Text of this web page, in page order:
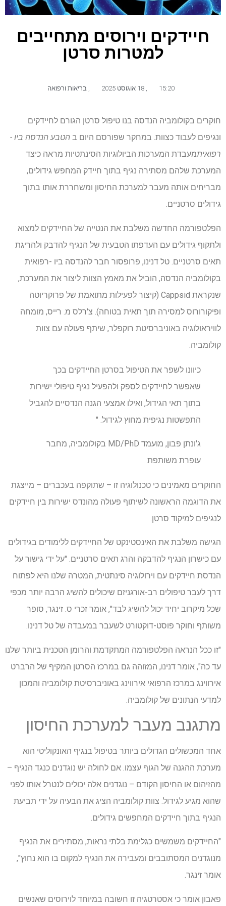
חיידקים וירוסים מתחייבים
למטרות סרטן
15:20 בריאות ורפואה
חוקרים בקולומביה הנדסה בנו טיפול סרטן הגורם לחיידקים
ונגיפים לעבוד כצוות. במחקר שפורסם היום ב הטבע הנדסה ביו -
רפואיתמעבדת המערכות הביולוגיות הסינתטיות מראה כיצד
המערכת שלהם מסתירה נגיף בתוך חיידק המחפש גידולים,
מבריחים אותה מעבר למערכת החיסון ומשחררת אותו בתוך
גידולים סרטניים.
הפלטפורמה החדשה משלבת את הנטייה של החיידקים למצוא
ולתקוף גידולים עם העדפתו הטבעית של הנגיף להדבק ולהריגת
תאים סרטניים. טל דנינו, פרופסור חבר להנדסה ביו -רפואית
בקולומביה הנדסה, הוביל את מאמץ הצוות ליצור את המערכת,
שנקראת Cappsid (קיצור לפעילות מתואמת של פרוקריוטה
ופיקורורוס למסירה תוך תאית בטוחה). צ'רלס מ. רייס, מומחה
לוויראולוגיה באוניברסיטת רוקפלר, שיתף פעולה עם צוות
קולומביה.
כיוונו לשפר את הטיפול בסרטן החיידקים בכך
שאפשר לחיידקים לספק ולהפעיל נגיף טיפולי ישירות
בתוך תאי הגידול, ואילו אמצעי הגנה הנדסיים להגביל
התפשטות נגיפית מחוץ לגידול. "
ג'ונתן פבון, מועמד MD/PhD בקולומביה, מחבר
עופרת משותפת
החוקרים מאמינים כי טכנולוגיה זו – שתוקפה בעכברים – מייצגת
את הדוגמה הראשונה לשיתוף פעולה מהונדס ישירות בין חיידקים
לנגיפים למיקוד סרטן.
הגישה משלבת את האינסטינקט של החיידקים ללימודים בגידולים
עם כישרון הנגיף להדבקה והרג תאים סרטניים. "על ידי גישור על
הנדסת חיידקים עם וירולוגיה סינתטית, המטרה שלנו היא לפתוח
דרך לעבר טיפולים רב-אורגניזם שיכולים להשיג הרבה יותר מכפי
שכל מיקרוב יחיד יכול להשיג לבד", אומר זכרי ס. זינגר, סופר
משותף וחוקר פוסט-דוקטורט לשעבר במעבדה של טל דנינו.
"זו ככל הנראה הפלטפורמה המתקדמת והרומן הטכנית ביותר שלנו
עד כה", אומר דנינו, המזוהה גם במרכז הסרטן המקיף של הרברט
אירווינג במרכז הרפואי אירווינג באוניברסיטת קולומביה והמכון
למדעי הנתונים של קולומביה.
מתגנב מעבר למערכת החיסון
אחד המכשולים הגדולים ביותר בטיפול בנגיף האונקוליטי הוא
מערכת ההגנה של הגוף עצמו. אם לחולה יש נוגדנים כנגד הנגיף –
מהזיהום או החיסון הקודם – נוגדנים אלה יכולים לנטרל אותו לפני
שהוא מגיע לגידול. צוות קולומביה הציג את הבעיה על ידי תביעת
הנגיף בתוך חיידקים המחפשים גידולים.
"החיידקים משמשים כגלימת בלתי נראות, מסתירים את הנגיף
מנוגדנים המסתובבים ומעבירה את הנגיף למקום בו הוא נחוץ",
אומר זינגר.
פאבון אומר כי אסטרטגיה זו חשובה במיוחד לוירוסים שאנשים